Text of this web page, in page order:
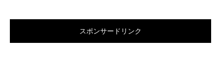
スポンサードリンク